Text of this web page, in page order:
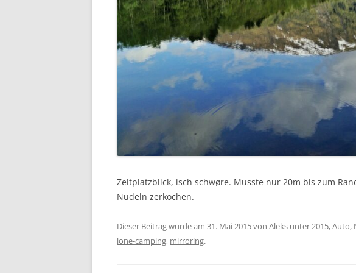
Zeltplatzblick, isch schwøre. Musste nur 20m bis zum
Nudeln zerkochen.
Dieser Beitrag wurde am 31. Mai 2015von Aleks unter2015,Auto,
lone-camping, mirroring.